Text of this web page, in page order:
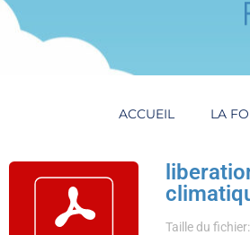
ACCUEIL LA
Taille du